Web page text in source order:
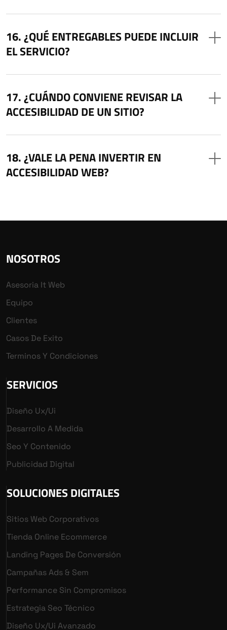
¿QUÉ ENTREGABLES PUEDE INCLUIR
EL SERVICIO?
¿CUÁNDO CONVIENE REVISAR LA
ACCESIBILIDAD DE UN SITIO?
¿VALE LA PENA INVERTIR EN
ACCESIBILIDAD WEB?
NOSOTROS
Asesoria It Web
Equipo
Clientes
Casos De Exito
Terminos Y Condiciones
SERVICIOS
Diseño Ux/ui
Desarrollo A Medida
Seo Y Contenido
Publicidad Digital
SOLUCIONES DIGITALES
Sitios Web Corporativos
Tienda Online Ecommerce
Landing Pages De Conversión
Campañas Ads & Sem
Performance Sin Compromisos
Estrategia Seo Técnico
Diseño Ux/ui Avanzado